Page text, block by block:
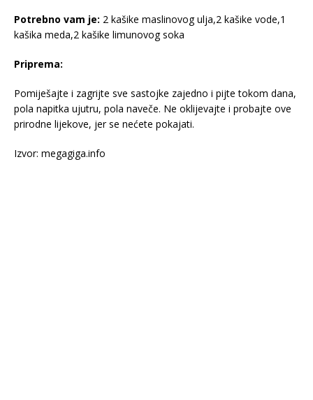
Potrebno vam je: 2 kašike maslinovog ulja,2 kašike vode,1
kašika meda,2 kašike limunovog soka
Priprema:
Pomiješajte i zagrijte sve sastojke zajedno i pijte tokom dana,
pola napitka ujutru, pola naveče. Ne oklijevajte i probajte ove
prirodne lijekove, jer se nećete pokajati.
Izvor: megagiga.info